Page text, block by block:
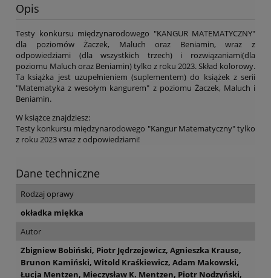
Opis
Testy konkursu międzynarodowego "KANGUR MATEMATYCZNY"
dla poziomów Żaczek, Maluch oraz Beniamin, wraz z
odpowiedziami (dla wszystkich trzech) i rozwiązaniami(dla
poziomu Maluch oraz Beniamin) tylko z roku 2023. Skład kolorowy.
Ta książka jest uzupełnieniem (suplementem) do książek z serii
"Matematyka z wesołym kangurem" z poziomu Żaczek, Maluch i
Beniamin.
W książce znajdziesz:
Testy konkursu międzynarodowego "Kangur Matematyczny" tylko
z roku 2023 wraz z odpowiedziami!
Dane techniczne
Rodzaj oprawy
okładka miękka
Autor
Zbigniew Bobiński, Piotr Jędrzejewicz, Agnieszka Krause,
Brunon Kamiński, Witold Kraśkiewicz, Adam Makowski,
Łucja Mentzen, Mieczysław K. Mentzen, Piotr Nodzyński,